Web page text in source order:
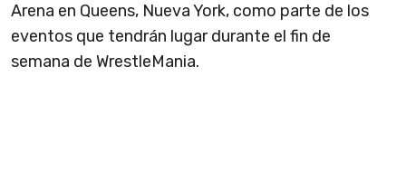
Arena en Queens, Nueva York, como parte de los
eventos que tendrán lugar durante el fin de
semana de WrestleMania.